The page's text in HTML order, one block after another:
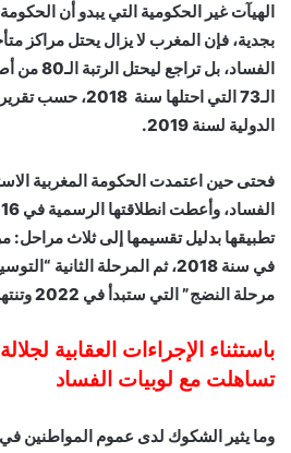
الهيآت غير الحكومية التي يبدو أن الحكومة
بجدية، فإن المغرب لا يزال يحتل مراكز
الـ73 التي احتلها
الدولية لسنة 2019.
فحتى حين اعتمدت الحكومة المغربية
تطبيقها بدليل تقسيمها إلى ثلاث مراحل:
مرحلة النضج” التي ستبدأ في 2022 وتنتهي في 2025.
باستثناء الإجراءات العقابية
تساهلت مع لوبيات الفساد
وما يثير الشكوك لدى عموم المواطنين